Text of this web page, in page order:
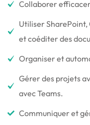
Collaborer
Utiliser
et coéditer des
Organiser et
Gérer des projets
avec Teams.
Communiquer et